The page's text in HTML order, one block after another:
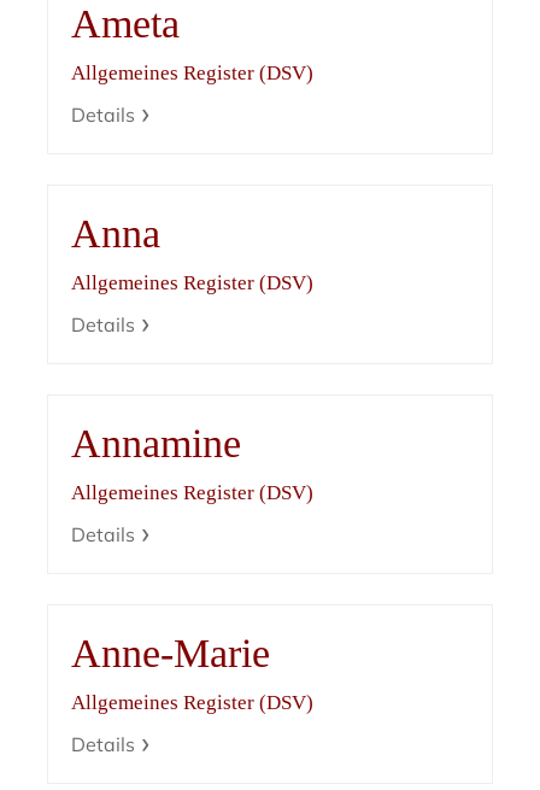
Ameta
Allgemeines Register (DSV)
Details
Anna
Allgemeines Register (DSV)
Details
Annamine
Allgemeines Register (DSV)
Details
Anne-Marie
Allgemeines Register (DSV)
Details